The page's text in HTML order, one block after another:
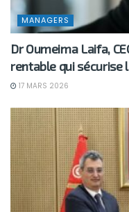
MANAGERS
Dr Oumeima Laifa,
rentable qui sécurise
17 MARS 2026